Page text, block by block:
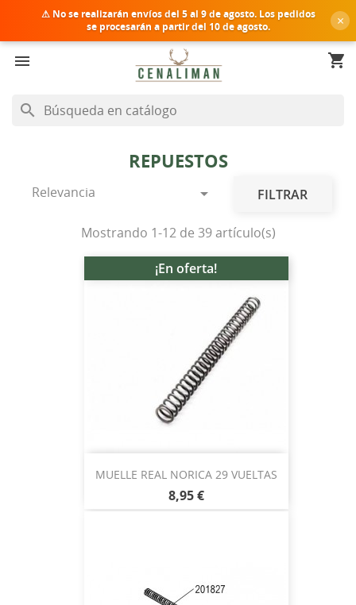
⚠ No se realizarán envíos del 5 al 9 de agosto. Los pedidos
se procesarán a partir del 10 de agosto.
×
 shopping_cart
search
REPUESTOS
Relevancia  FILTRAR
Mostrando 1-12 de 39 artículo(s)
MUELLE REAL NORICA 29 VUELTAS
8,95 €
¡En oferta!